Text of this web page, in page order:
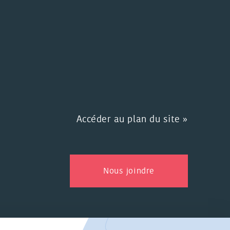
Accéder au plan du site »
Nous joindre